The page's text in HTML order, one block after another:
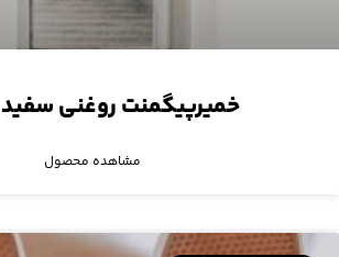
خمیرپیگمنت روغنی سفید ۵۶۲۰
مشاهده محصول